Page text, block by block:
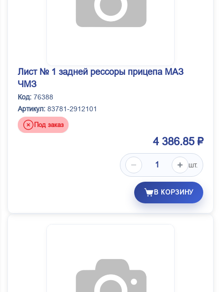
Лист № 1 задней рессоры прицепа МАЗ
ЧМЗ
Код: 76388
Артикул: 83781-2912101
Под заказ
4 386.85 ₽
шт.
В КОРЗИНУ